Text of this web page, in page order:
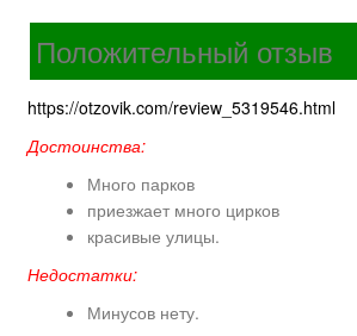
Положительный отзыв
https://otzovik.com/review_5319546.html
Достоинства:
Много парков
приезжает много цирков
красивые улицы.
Недостатки:
Минусов нету.